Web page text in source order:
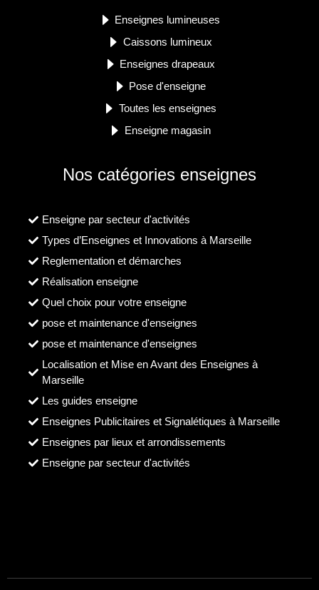
Enseignes lumineuses
Caissons lumineux
Enseignes drapeaux
Pose d'enseigne
Toutes les enseignes
Enseigne magasin
Nos catégories enseignes
Enseigne par secteur d'activités
Types d’Enseignes et Innovations à Marseille
Reglementation et démarches
Réalisation enseigne
Quel choix pour votre enseigne
pose et maintenance d'enseignes
pose et maintenance d'enseignes
Localisation et Mise en Avant des Enseignes à
Marseille
Les guides enseigne
Enseignes Publicitaires et Signalétiques à Marseille
Enseignes par lieux et arrondissements
Enseigne par secteur d'activités